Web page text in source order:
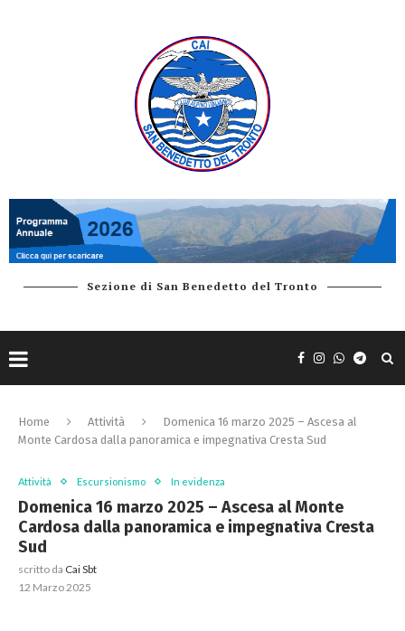
Sezione di San Benedetto del Tronto
Home Attività
Domenica 16 marzo 2025 – Ascesa al
Monte Cardosa dalla panoramica e impegnativa Cresta Sud
Attività Escursionismo In evidenza
Domenica 16 marzo 2025 – Ascesa al Monte
Cardosa dalla panoramica e impegnativa Cresta
Sud
scritto da Cai Sbt
12 Marzo 2025